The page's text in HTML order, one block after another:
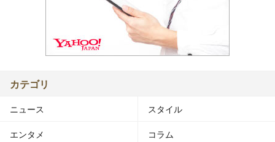
カテゴリ
ニュース スタイル
エンタメ コラム